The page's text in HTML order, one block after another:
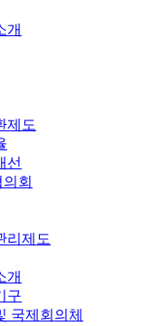
개
제도
선
회
리제도
개
구
국제회의체